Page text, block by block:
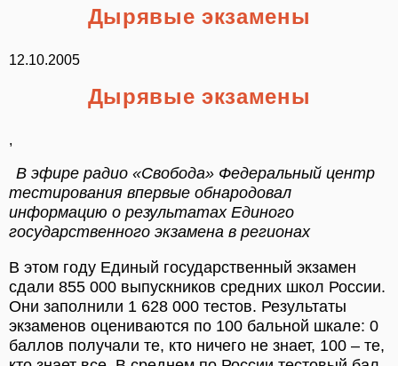
Дырявые экзамены
12.10.2005
Дырявые экзамены
,
В эфире радио «Свобода» Федеральный центр
тестирования впервые обнародовал
информацию о результатах Единого
государственного экзамена в регионах
В этом году Единый государственный экзамен
сдали 855 000 выпускников средних школ России.
Они заполнили 1 628 000 тестов. Результаты
экзаменов оцениваются по 100 бальной шкале: 0
баллов получали те, кто ничего не знает, 100 – те,